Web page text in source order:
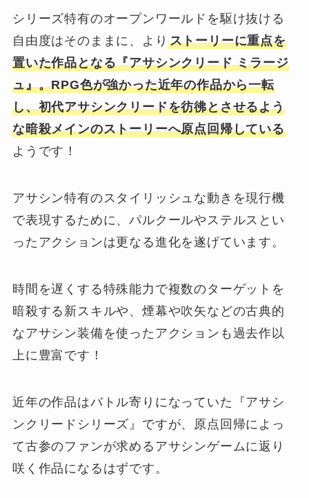
シリーズ特有のオープンワールドを駆け抜ける
自由度はそのままに、より ストーリーに重点を
置いた作品となる『アサシンクリード ミラージ
ュ』。RPG色が強かった近年の作品から一転
し、初代アサシンクリードを彷彿とさせるよう
な暗殺メインのストーリーへ原点回帰している
ようです！
アサシン特有のスタイリッシュな動きを現行機
で表現するために、パルクールやステルスとい
ったアクションは更なる進化を遂げています。
時間を遅くする特殊能力で複数のターゲットを
暗殺する新スキルや、煙幕や吹矢などの古典的
なアサシン装備を使ったアクションも過去作以
上に豊富です！
近年の作品はバトル寄りになっていた『アサシ
ンクリードシリーズ』ですが、原点回帰によっ
て古参のファンが求めるアサシンゲームに返り
咲く作品になるはずです。